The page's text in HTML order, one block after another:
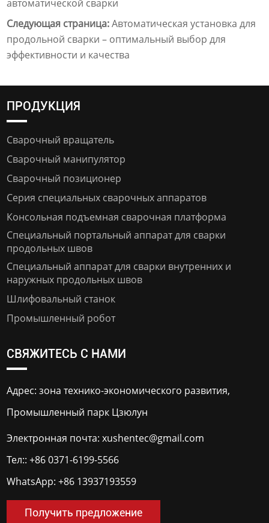
автоматической сварки
Следующая страница:Автоматическая установка для
продольной сварки – оптимальный выбор для
эффективности и качества
ПРОДУКЦИЯ
Сварочный вращатель
Сварочный манипулятор
Сварочный позиционер
Серия специальных сварочных аппаратов
Консольная подъемная сварочная платформа
Специальный портальный аппарат для сварки
продольных швов
Специальный аппарат для сварки внутренних и
наружных продольных швов
Шлифовальный станок
Промышленный робот
СВЯЖИТЕСЬ С НАМИ
Адрес: зона технико-экономического развития,
Промышленный парк Цзюлун
Электронная почта:xushentec@gmail.com
Тел::+86 0371-6199-5566
WhatsApp:+86 13937193559
Получить предложение